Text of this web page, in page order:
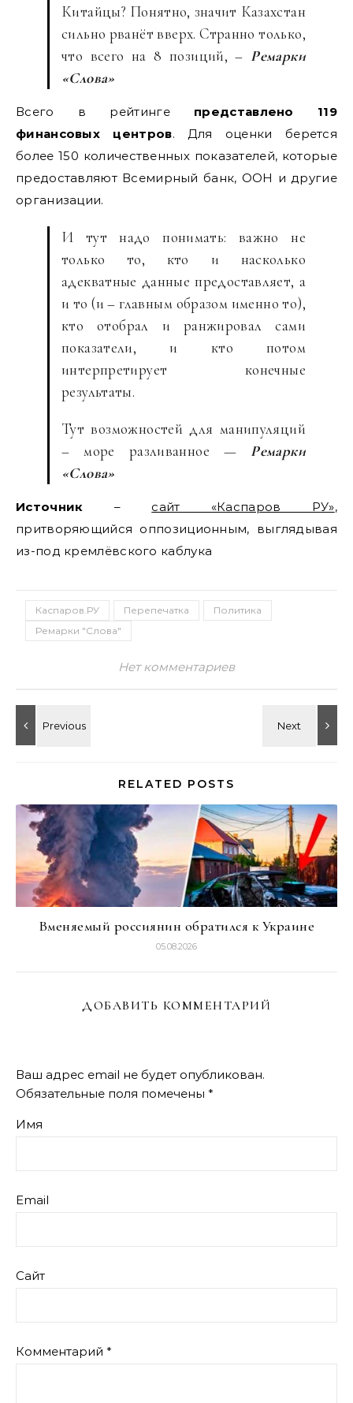
Китайцы? Понятно, значит Казахстан
сильно рванёт вверх. Странно только,
что всего на 8 позиций, – Ремарки
«Слова»
Всего в рейтинге представлено 119
финансовых центров. Для оценки берется
более 150 количественных показателей, которые
предоставляют Всемирный банк, ООН и другие
организации.
И тут надо понимать: важно не
только то, кто и насколько
адекватные данные предоставляет, а
и то (и – главным образом именно то),
кто отобрал и ранжировал сами
показатели, и кто потом
интерпретирует конечные
результаты.
Тут возможностей для манипуляций
– море разливанное — Ремарки
«Слова»
Источник – сайт «Каспаров РУ»,
притворяющийся оппозиционным, выглядывая
из-под кремлёвского каблука
Каспаров.РУ Перепечатка
Политика
Ремарки "Слова"
Нет комментариев
RELATED POSTS
Вменяемый россиянин обратился к Украине
05.08.2026
ДОБАВИТЬ КОММЕНТАРИЙ
Ваш адрес email не будет опубликован.
Обязательные поля помечены *
Имя
Email
Сайт
Комментарий *